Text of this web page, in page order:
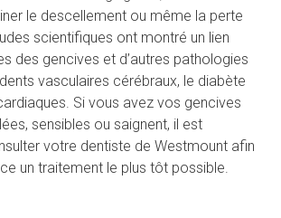
le descellement ou même la perte
scientifiques ont montré un lien
des gencives et d’autres pathologies
vasculaires cérébraux, le diabète
Si vous avez vos gencives
sensibles ou saignent, il est
votre dentiste de Westmount afin
un traitement le plus tôt possible.